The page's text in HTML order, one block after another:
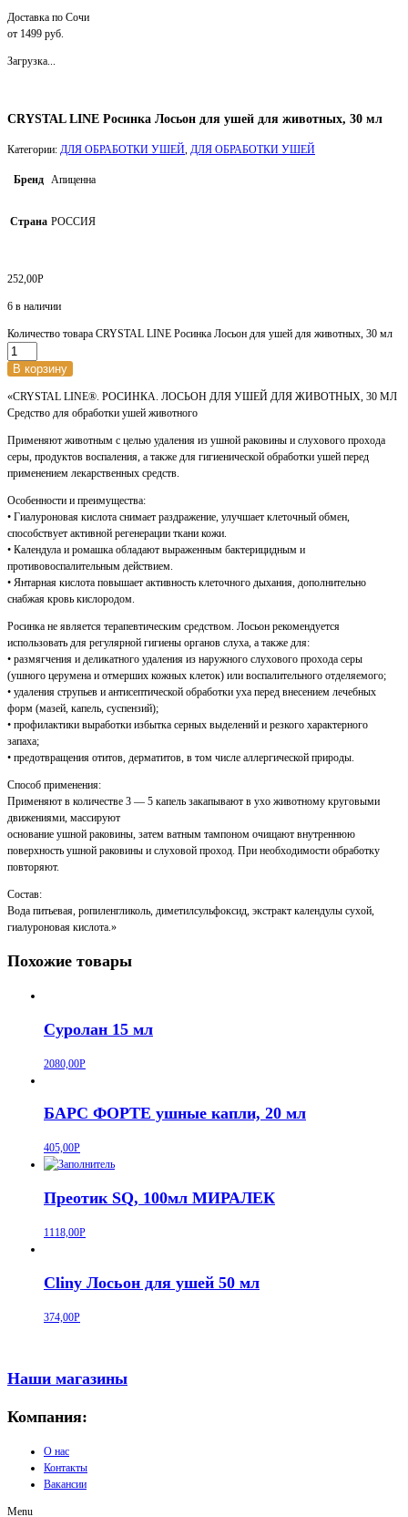
Доставка по Сочи
от 1499 руб.
Загрузка...
CRYSTAL LINE Росинка Лосьон для ушей для животных, 30 мл
Категории: ДЛЯ ОБРАБОТКИ УШЕЙ ДЛЯ ОБРАБОТКИ УШЕЙ
Бренд Апиценна
Страна РОССИЯ
252,00Р
6 в наличии
Количество товара CRYSTAL LINE Росинка Лосьон для ушей для животных, 30 мл
В корзину
«CRYSTAL LINE®. РОСИНКА. ЛОСЬОН ДЛЯ УШЕЙ ДЛЯ ЖИВОТНЫХ, 30 МЛ
Средство для обработки ушей животного
Применяют животным с целью удаления из ушной раковины и слухового прохода
серы, продуктов воспаления, а также для гигиенической обработки ушей перед
применением лекарственных средств.
Особенности и преимущества:
• Гиалуроновая кислота снимает раздражение, улучшает клеточный обмен,
способствует активной регенерации ткани кожи.
• Календула и ромашка обладают выраженным бактерицидным и
противовоспалительным действием.
• Янтарная кислота повышает активность клеточного дыхания, дополнительно
снабжая кровь кислородом.
Росинка не является терапевтическим средством. Лосьон рекомендуется
использовать для регулярной гигиены органов слуха, а также для:
• размягчения и деликатного удаления из наружного слухового прохода серы
(ушного церумена и отмерших кожных клеток) или воспалительного отделяемого;
• удаления струпьев и антисептической обработки уха перед внесением лечебных
форм (мазей, капель, суспензий);
• профилактики выработки избытка серных выделений и резкого характерного
запаха;
• предотвращения отитов, дерматитов, в том числе аллергической природы.
Способ применения:
Применяют в количестве 3 — 5 капель закапывают в ухо животному круговыми
движениями, массируют
основание ушной раковины, затем ватным тампоном очищают внутреннюю
поверхность ушной раковины и слуховой проход. При необходимости обработку
повторяют.
Состав:
Вода питьевая, ропиленгликоль, диметилсульфоксид, экстракт календулы сухой,
гиалуроновая кислота.»
Похожие товары
Суролан 15 мл
2080,00Р
БАРС ФОРТЕ ушные капли, 20 мл
405,00Р
Преотик SQ, 100мл МИРАЛЕК
1118,00Р
Cliny Лосьон для ушей 50 мл
374,00Р
Наши магазины
Компания:
О нас
Контакты
Вакансии
Menu